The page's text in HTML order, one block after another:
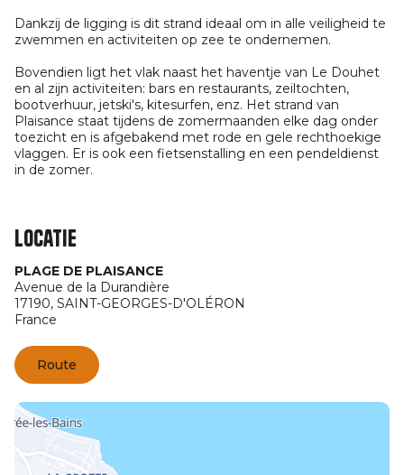
Dankzij de ligging is dit strand ideaal om in alle veiligheid te
zwemmen en activiteiten op zee te ondernemen.
Bovendien ligt het vlak naast het haventje van Le Douhet
en al zijn activiteiten: bars en restaurants, zeiltochten,
bootverhuur, jetski's, kitesurfen, enz. Het strand van
Plaisance staat tijdens de zomermaanden elke dag onder
toezicht en is afgebakend met rode en gele rechthoekige
vlaggen. Er is ook een fietsenstalling en een pendeldienst
in de zomer.
Locatie
PLAGE DE PLAISANCE
Avenue de la Durandière
17190, SAINT-GEORGES-D'OLÉRON
France
Route